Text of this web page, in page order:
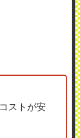
ストが安